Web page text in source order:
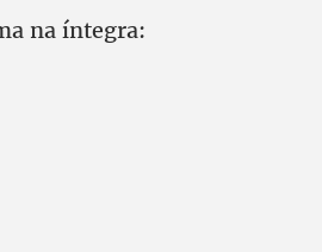
na íntegra: